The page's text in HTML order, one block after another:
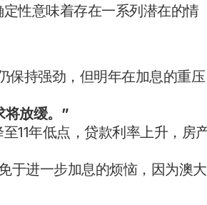
性意味着存在一系列潜在的情
保持强劲，但明年在加息的重压
将放缓。”
11年低点，贷款利率上升，房
于进一步加息的烦恼，因为澳大